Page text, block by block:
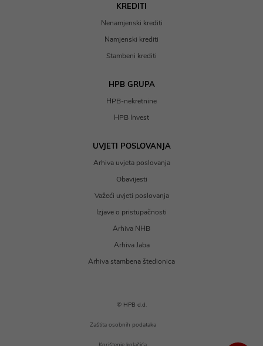
KREDITI
Nenamjenski krediti
Namjenski krediti
Stambeni krediti
HPB GRUPA
HPB-nekretnine
HPB Invest
UVJETI POSLOVANJA
Arhiva uvjeta poslovanja
Obavijesti
Važeći uvjeti poslovanja
Izjave o pristupačnosti
Arhiva NHB
Arhiva Jaba
Arhiva stambena štedionica
© HPB d.d.
Zaštita osobnih podataka